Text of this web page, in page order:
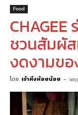
Food
ชวนสัมผัส
งดงามขอ
โดย เจ้าหิ่งห้อยน้อย - พฤ